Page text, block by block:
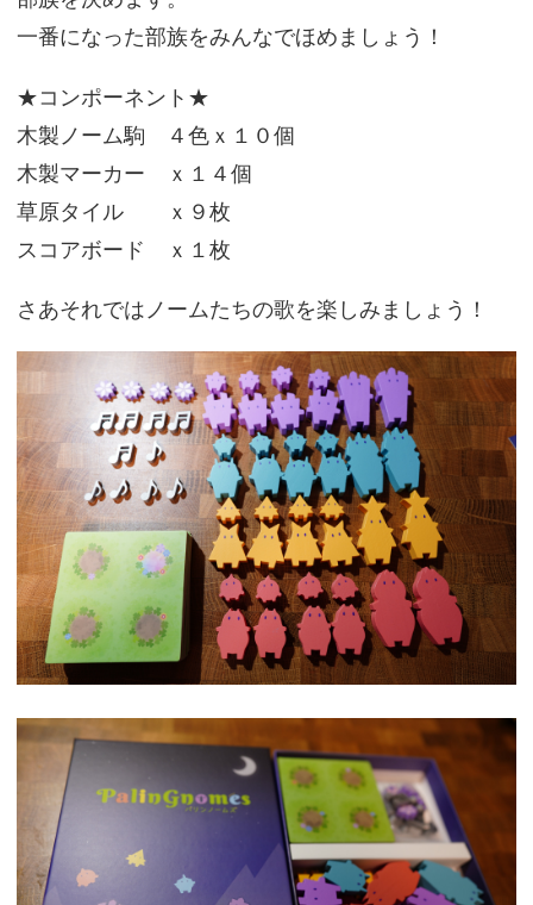
一番になった部族をみんなでほめましょう！
★コンポーネント★
木製ノーム駒 ４色ｘ１０個
木製マーカー ｘ１４個
草原タイル ｘ９枚
スコアボード ｘ１枚
さあそれではノームたちの歌を楽しみましょう！